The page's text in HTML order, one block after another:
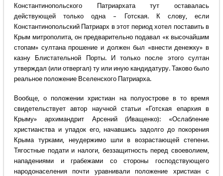
Константинопольского Патриархата тут оставалась
действующей только одна – Готская. К слову, если
Константинопольский Патриарх в этот период хотел поставить в
Крым митрополита, он предварительно подавал «к высочайшим
стопам» султана прошение и должен был «внести денежку» в
казну Блистательной Порты. И только после этого султан
утверждал (или отвергал) ту или иную кандидатуру. Таково было
реальное положение Вселенского Патриарха.
Вообще, о положении христиан на полуострове в то время
свидетельствует автор научной статьи «Готская епархия в
Крыму» архимандрит Арсений (Иващенко): «Ослабление
христианства и упадок его, начавшись задолго до покорения
Крыма турками, неудержимо шли в возрастающей степени.
Тягостные подати и налоги, беззащитность перед своеволием,
нападениями и грабежами со стороны господствующего
народонаселения почти уравнивали положение христиан с